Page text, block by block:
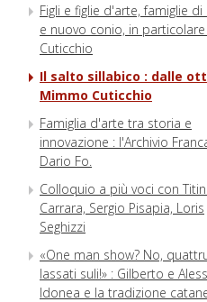
Figli e figlie d'arte, famiglie
e nuovo conio, in particolare
Cuticchio
Il salto sillabico : dalle
Mimmo Cuticchio
Famiglia d'arte tra storia e
innovazione : l'Archivio
Dario Fo.
Colloquio a più voci con
Carrara, Sergio Pisapia, Loris
Seghizzi
«One man show? No,
lassati suli!» : Gilberto e
Idonea e la tradizione